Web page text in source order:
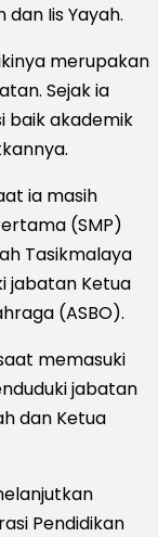
Iis Yayah.
merupakan
Sejak ia
baik akademik
ia masih
(SMP)
Tasikmalaya
jabatan Ketua
(ASBO).
memasuki
jabatan
dan Ketua
Pendidikan